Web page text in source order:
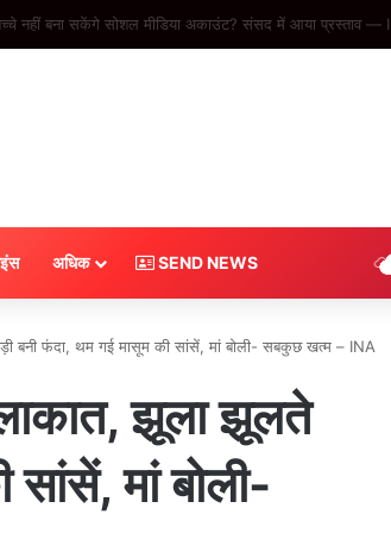
दी पारी? वॉर्म-अप मैच में मैनेजमेंट दूर करना चाहती है ये समस्या
अधिक SEND NEWS
फंदा, थम गई मासूम की सांसें, मां बोली- सबकुछ खत्म – INA
झूला झूलते
मां बोली-